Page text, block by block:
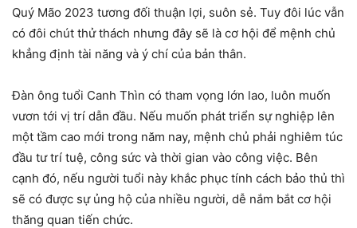
Quý Mão 2023 tương đối thuận lợi, suôn sẻ. Tuy đôi lúc vẫn
có đôi chút thử thách nhưng đây sẽ là cơ hội để mệnh chủ
khẳng định tài năng và ý chí của bản thân.
Đàn ông tuổi Canh Thìn có tham vọng lớn lao, luôn muốn
vươn tới vị trí dẫn đầu. Nếu muốn phát triển sự nghiệp lên
một tầm cao mới trong năm nay, mệnh chủ phải nghiêm túc
đầu tư trí tuệ, công sức và thời gian vào công việc. Bên
cạnh đó, nếu người tuổi này khắc phục tính cách bảo thủ thì
sẽ có được sự ủng hộ của nhiều người, dễ nắm bắt cơ hội
thăng quan tiến chức.